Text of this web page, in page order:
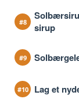
sirup
Lag et